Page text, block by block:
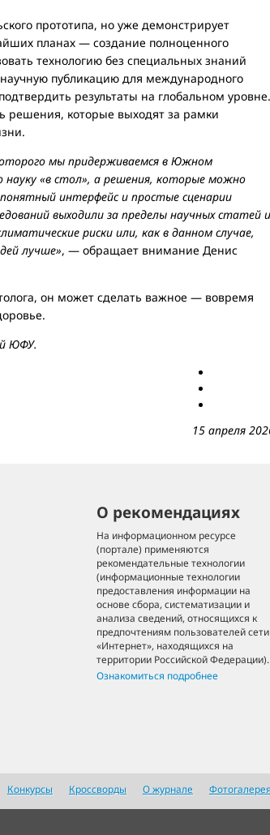
прототипа, но уже демонстрирует
планах — создание полноценного
технологию без специальных знаний
публикацию для международного
результаты на глобальном уровне.
решения, которые выходят за рамки
мы придерживаемся в Южном
«в стол», а решения, которые можно
интерфейс и простые сценарии
выходили за пределы научных статей и
риски или, как в данном случае,
лучше», — обращает внимание Денис
он может сделать важное — вовремя
ЮФУ.
15 апреля
О рекомендациях
На информационном ресурсе
(портале) применяются
рекомендательные технологии
(информационные технологии
предоставления информации на
основе сбора, систематизации и
анализа сведений, относящихся к
предпочтениям пользователей сети
«Интернет», находящихся на
территории Российской Федерации).
Ознакомиться подробнее
Конкурсы Кроссворды О журнале